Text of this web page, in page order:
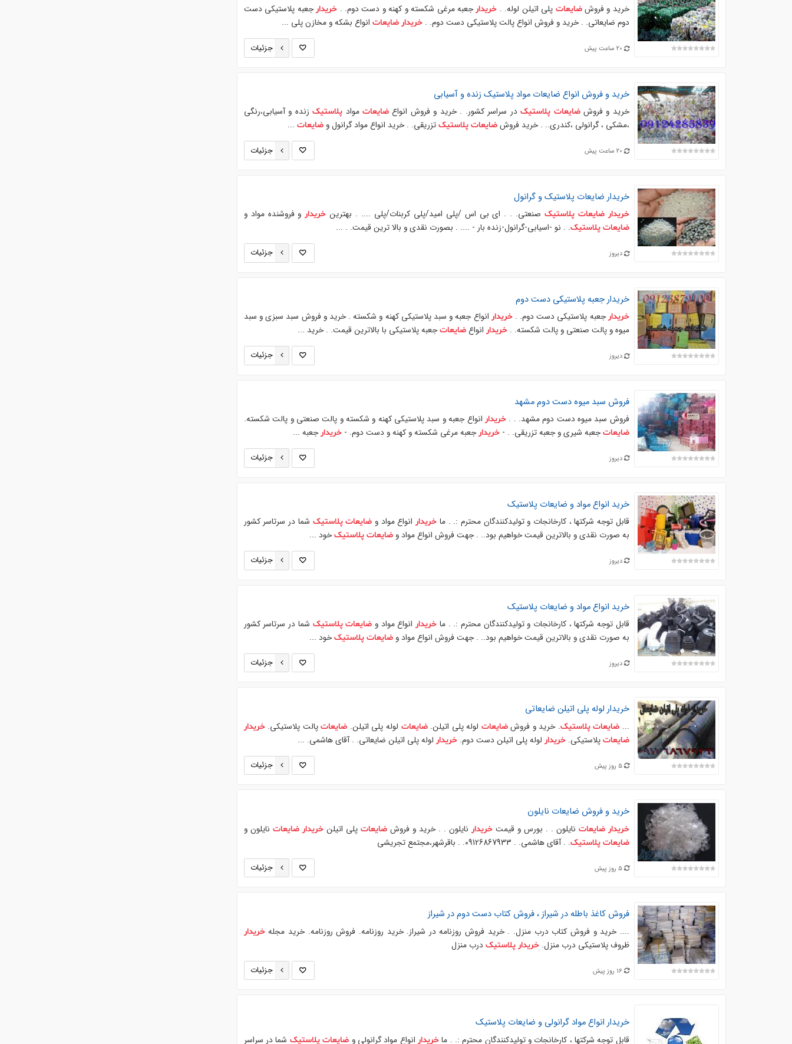
خرید و فروشضایعات پلی اتیلن لوله. . خریدارجعبه مرغی شکسته و کهنه و دست دوم. . خریدارجعبه پلاستیکی دست
دوم ضایعاتی. . خرید و فروش انواع پالت پلاستیکی دست دوم. .خریدار ضایعات انواع بشکه و مخازن پلی ...
20 ساعت پیش جزئیات
خرید و فروش انواع ضایعات مواد پلاستیک زنده و آسیابی
خرید و فروشضایعات پلاستیکدر سراسر کشور. . خرید و فروش انواع ضایعاتمواد پلاستیکزنده و آسیابی،رنگی
،مشکی ، گرانولی ،کندری.. . خرید فروشضایعات پلاستیک تزریقی. . خرید انواع مواد گرانول وضایعات ...
20 ساعت پیش جزئیات
خریدار ضایعات پلاستیکو گرانول
خریدار ضایعات پلاستیکصنعتی. . . ای بی اس /پلی امید/پلی کربنات/پلی .... . بهترین خریدارو فروشنده مواد و
ضایعات پلاستیک. . نو -اسیابی-گرانول-زنده بار - .... . بصورت نقدی و بالا ترین قیمت. . ...
دیروز جزئیات
خریدارجعبه پلاستیکی دست دوم
خریدارجعبه پلاستیکی دست دوم. .خریدار انواع جعبه و سبد پلاستیکی کهنه و شکسته . خرید و فروش سبد سبزی و سبد
میوه و پالت صنعتی و پالت شکسته. .خریدار انواعضایعاتجعبه پلاستیکی با بالاترین قیمت. . خرید ...
دیروز جزئیات
فروش سبد میوه دست دوم مشهد
فروش سبد میوه دست دوم مشهد. . .خریدار انواع جعبه و سبد پلاستیکی کهنه و شکسته و پالت صنعتی و پالت شکسته.
ضایعاتجعبه شیری و جعبه تزریقی. . -خریدارجعبه مرغی شکسته و کهنه و دست دوم. -خریدارجعبه ...
دیروز جزئیات
خرید انواع مواد و ضایعات پلاستیک
قابل توجه شرکتها ، کارخانجات و تولیدکنندگان محترم :. . ما خریدارانواع مواد و ضایعات پلاستیک شما در سرتاسر کشور
به صورت نقدی و بالاترین قیمت خواهیم بود.. . جهت فروش انواع مواد وضایعات پلاستیکخود ...
دیروز جزئیات
خرید انواع مواد و ضایعات پلاستیک
قابل توجه شرکتها ، کارخانجات و تولیدکنندگان محترم :. . ما خریدارانواع مواد و ضایعات پلاستیک شما در سرتاسر کشور
به صورت نقدی و بالاترین قیمت خواهیم بود.. . جهت فروش انواع مواد وضایعات پلاستیکخود ...
دیروز جزئیات
خریدار لوله پلی اتیلن ضایعاتی
... ضایعات پلاستیک. خرید و فروشضایعات لوله پلی اتیلن.ضایعات لوله پلی اتیلن. ضایعاتپالت پلاستیکی.خریدار
ضایعات پلاستیکی.خریدار لوله پلی اتیلن دست دوم.خریدار لوله پلی اتیلن ضایعاتی. . آقای هاشمی. ...
5 روز پیش جزئیات
خرید و فروش ضایعات نایلون
خریدار ضایعات نایلون . . بورس و قیمتخریدار نایلون . . خرید و فروشضایعات پلی اتیلنخریدار ضایعات نایلون و
ضایعات پلاستیک. . آقای هاشمی. . 09126867933. . باقرشهر،مجتمع تجریشی
5 روز پیش جزئیات
فروش کاغذ باطله در شیراز ، فروش کتاب دست دوم در شیراز
.... خرید و فروش کتاب درب منزل. . خرید فروش روزنامه در شیراز. خرید روزنامه. فروش روزنامه. خرید مجلهخریدار
ظروف پلاستیکی درب منزل.خریدار پلاستیک درب منزل
16 روز پیش جزئیات
خریدار انواع مواد گرانولی و ضایعات پلاستیک
قابل توجه شرکتها ، کارخانجات و تولیدکنندگان محترم :. . ماخریدار انواع مواد گرانولی و ضایعات پلاستیک شما در سراسر